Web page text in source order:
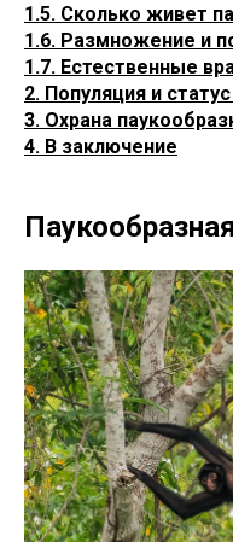
1.5. Сколько живет
1.6. Размножение и
1.7. Естественные
2. Популяция и
3. Охрана
4. В заключение